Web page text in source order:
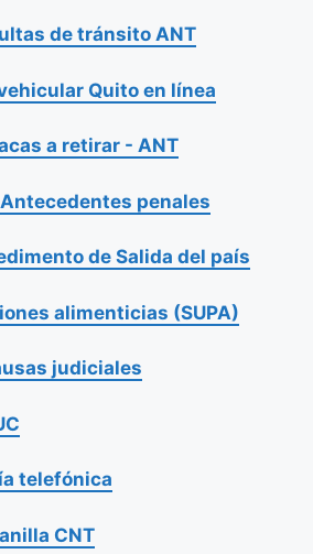
de tránsito ANT
Quito en línea
a retirar - ANT
penales
de Salida del país
alimenticias (SUPA)
judiciales
telefónica
CNT